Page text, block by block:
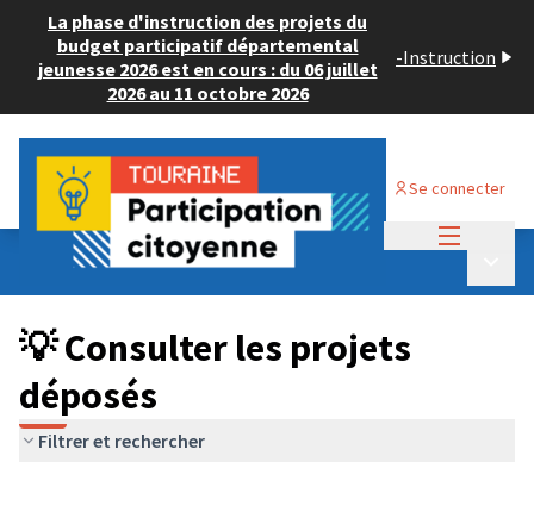
La phase d'instruction des projets du
budget participatif départemental
jeunesse 2026 est en cours : du 06 juillet
2026 au 11 octobre 2026
-Instruction
Se connecter
Budget Participatif JEUNESSE 2024
💡 Consulter les projets déposés
💡 Consulter les projets
déposés
Filtrer et rechercher